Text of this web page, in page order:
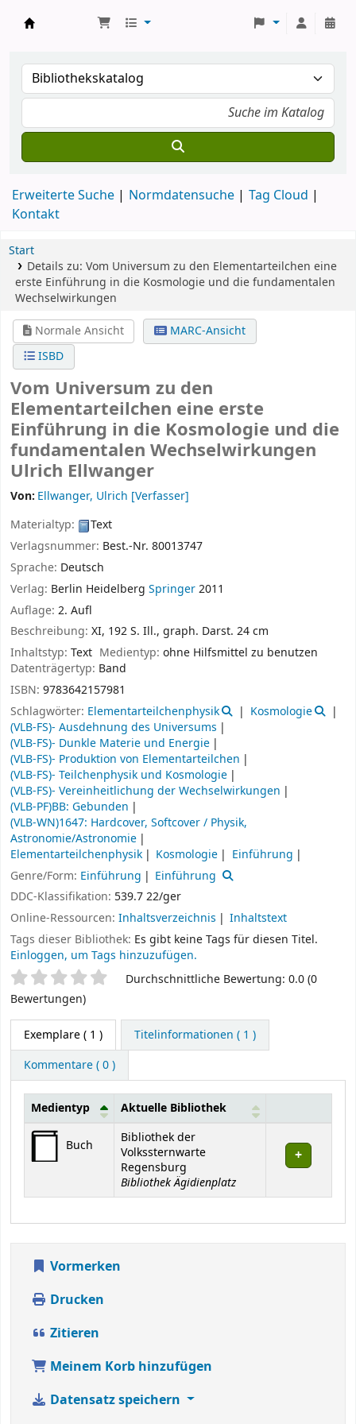
Erweiterte Suche Normdatensuche
Tag Cloud
Kontakt
Start
Details zu: Vom Universum zu den Elementarteilchen eine
erste Einführung in die Kosmologie und die fundamentalen
Wechselwirkungen
Normale Ansicht
MARC-Ansicht
ISBD
Vom Universum zu den
Elementarteilchen eine erste
Einführung in die Kosmologie und die
fundamentalen Wechselwirkungen
Ulrich Ellwanger
Von: Ellwanger, Ulrich [Verfasser]
Materialtyp:
Text
Verlagsnummer: Best.-Nr. 80013747
Sprache: Deutsch
Verlag: Berlin Heidelberg Springer2011
Auflage: 2. Aufl
Beschreibung: XI, 192 S. Ill., graph. Darst. 24 cm
Inhaltstyp: Text Medientyp:ohne Hilfsmittel zu benutzen
Datenträgertyp: Band
ISBN: 9783642157981
Schlagwörter: Elementarteilchenphysik
Kosmologie
(VLB-FS)- Ausdehnung des Universums
(VLB-FS)- Dunkle Materie und Energie
(VLB-FS)- Produktion von Elementarteilchen
(VLB-FS)- Teilchenphysik und Kosmologie
(VLB-FS)- Vereinheitlichung der Wechselwirkungen
(VLB-PF)BB: Gebunden
(VLB-WN)1647: Hardcover, Softcover / Physik,
Astronomie/Astronomie
Elementarteilchenphysik
Kosmologie
Einführung
Genre/Form: Einführung
Einführung
DDC-Klassifikation: 539.7 22/ger
Online-Ressourcen: Inhaltsverzeichnis
Inhaltstext
Tags dieser Bibliothek: Es gibt keine Tags für diesen Titel.
Einloggen, um Tags hinzuzufügen.
SternchenbewertungDurchschnittliche Bewertung: 0.0 (0
Bewertungen)
Exemplare( 1 )
Titelinformationen ( 1 )
Kommentare ( 0 )
Exemplare
Medientyp Aktuelle Bibliothek
Buch
Bibliothek der
Volkssternwarte
Regensburg
Bibliothek Ägidienplatz
Vormerken
Drucken
Zitieren
Meinem Korb hinzufügen
Datensatz speichern